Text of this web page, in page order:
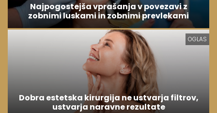
Najpogostejša vprašanja v povezavi z
zobnimi luskami in zobnimi prevlekami
OGLAS
Dobra estetska kirurgija ne ustvarja filtrov,
ustvarja naravne rezultate